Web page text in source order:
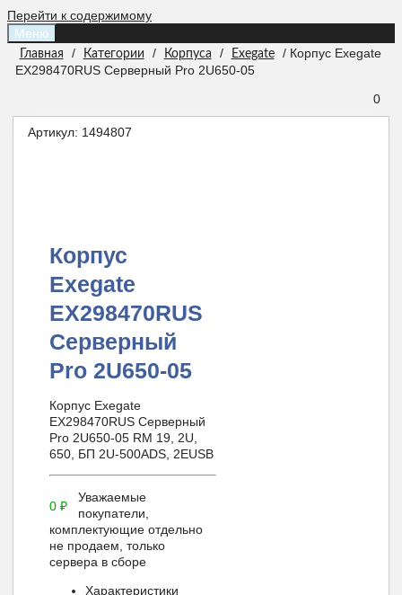
Перейти к содержимому
Меню
Главная / Категории / Корпуса / Exegate
/ Корпус Exegate
EX298470RUS Серверный Pro 2U650-05
0
Артикул: 1494807
Корпус
Exegate
EX298470RUS
Серверный
Pro 2U650-05
Корпус Exegate
EX298470RUS Серверный
Pro 2U650-05 RM 19, 2U,
650, БП 2U-500ADS, 2ЕUSB
0₽
Уважаемые
покупатели,
комплектующие отдельно
не продаем, только
сервера в сборе
Характеристики